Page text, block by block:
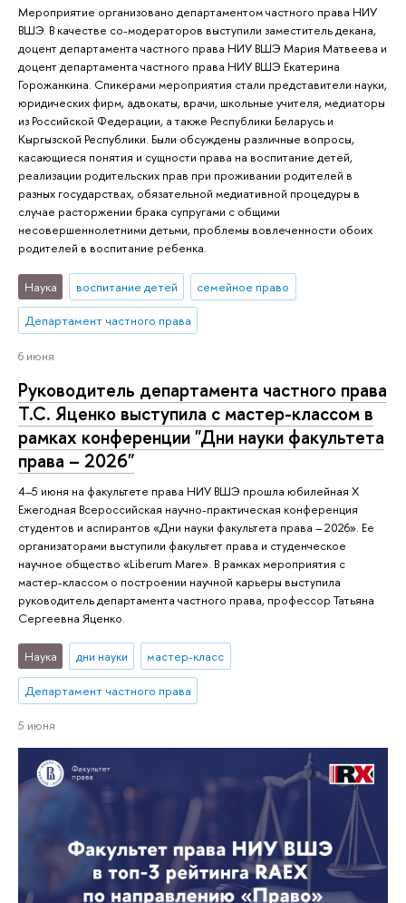
Мероприятие организовано департаментом частного права НИУ
ВШЭ. В качестве со-модераторов выступили заместитель декана,
доцент департамента частного права НИУ ВШЭ Мария Матвеева и
доцент департамента частного права НИУ ВШЭ Екатерина
Горожанкина. Спикерами мероприятия стали представители науки,
юридических фирм, адвокаты, врачи, школьные учителя, медиаторы
из Российской Федерации, а также Республики Беларусь и
Кыргызской Республики. Были обсуждены различные вопросы,
касающиеся понятия и сущности права на воспитание детей,
реализации родительских прав при проживании родителей в
разных государствах, обязательной медиативной процедуры в
случае расторжении брака супругами с общими
несовершеннолетними детьми, проблемы вовлеченности обоих
родителей в воспитание ребенка.
Наука воспитание детей семейное право
Департамент частного права
6 июня
Руководитель департамента частного права
Т.С. Яценко выступила с мастер-классом в
рамках конференции "Дни науки факультета
права – 2026"
4–5 июня на факультете права НИУ ВШЭ прошла юбилейная X
Ежегодная Всероссийская научно-практическая конференция
студентов и аспирантов «Дни науки факультета права – 2026». Ее
организаторами выступили факультет права и студенческое
научное общество «Liberum Mare». В рамках мероприятия с
мастер-классом о построении научной карьеры выступила
руководитель департамента частного права, профессор Татьяна
Сергеевна Яценко.
Наука дни науки мастер-класс
Департамент частного права
5 июня